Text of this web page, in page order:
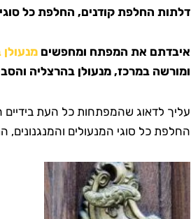
דלתות החלפת קודנים, החלפת כל
איבדתם את המפתח ומחפשים
ומורשה במרכז, מנעולן בהרצליה
עליך לדאוג שהמפתחות כל העת בידיים
החלפת כל סוגי המנעולים והמנגנונים,